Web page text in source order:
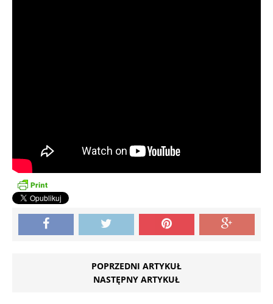
POPRZEDNI ARTYKUŁ
NASTĘPNY ARTYKUŁ